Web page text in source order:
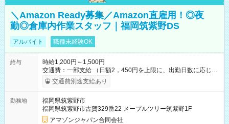
＼Amazon Ready募集／Amazon直雇用！◎夜
勤◎倉庫内作業スタッフ｜福岡筑紫野DS
アルバイト 職種未経験OK
給与
時給1,200円～1,500円
交通費：一部支給 （日額2，450円を上限に、出勤日数に応じて
実費支給） ※22:00～翌5:00までは時給25%UP！ ■給与前払い
制度あり ※前払い額の上限あり、手数料無料（Amazon負担）
交通費別途支給あり
勤務地
福岡県筑紫野市
福岡県筑紫野市古賀329番22 メープルツリー筑紫野1F
アマゾンジャパン合同会社